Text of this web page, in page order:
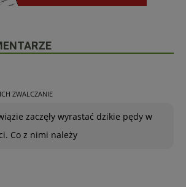
ZWALCZANIE
zaczęły wyrastać dzikie pędy w
Co z nimi należy